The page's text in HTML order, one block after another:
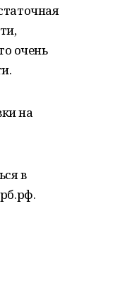
очень
на
в